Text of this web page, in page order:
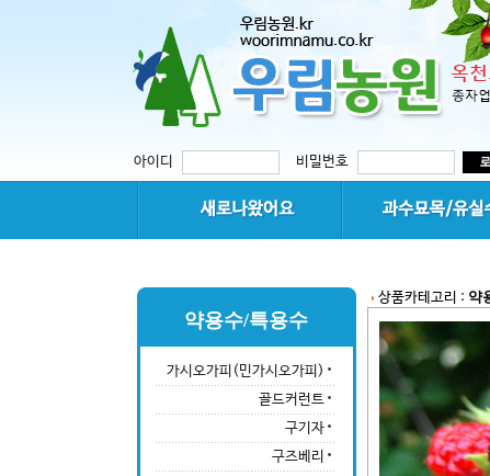
아이디 비밀번호
약용수/특용수
가시오가피(민가시오가피)
골드커런트
구기자
구즈베리
상품카테고리 : 약